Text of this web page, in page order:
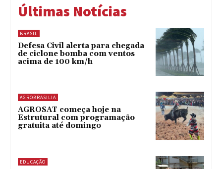
Últimas Notícias
BRASIL
Defesa Civil alerta para chegada
de ciclone bomba com ventos
acima de 100 km/h
AGROBRASILIA
AGROSAT começa hoje na
Estrutural com programação
gratuita até domingo
EDUCAÇÃO